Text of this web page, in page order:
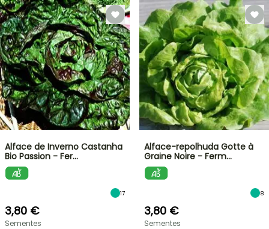
Alface de Inverno Castanha
Bio Passion - Fer…
17
3,80 €
Sementes
Alface-repolhuda Gotte à
Graine Noire - Ferm…
8
3,80 €
Sementes